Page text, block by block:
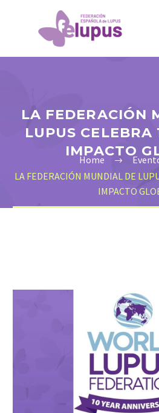
LA FEDERACIÓN
LUPUS CELEBRA
IMPACTO
Home
LA FEDERACIÓN MUNDIAL DE
IMPACTO